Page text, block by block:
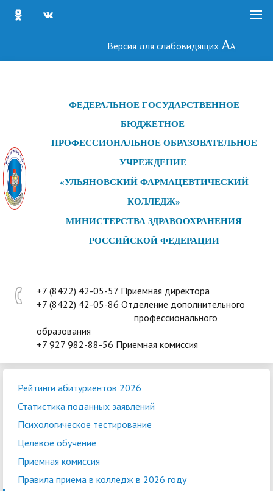
Версия для слабовидящих
ФЕДЕРАЛЬНОЕ ГОСУДАРСТВЕННОЕ
БЮДЖЕТНОЕ
ПРОФЕССИОНАЛЬНОЕ ОБРАЗОВАТЕЛЬНОЕ
УЧРЕЖДЕНИЕ
«УЛЬЯНОВСКИЙ ФАРМАЦЕВТИЧЕСКИЙ
КОЛЛЕДЖ»
МИНИСТЕРСТВА ЗДРАВООХРАНЕНИЯ
РОССИЙСКОЙ ФЕДЕРАЦИИ
+7 (8422) 42-05-57 Приемная директора
+7 (8422) 42-05-86 Отделение дополнительного
профессионального
образования
+7 927 982-88-56 Приемная комиссия
Рейтинги абитуриентов 2026
Статистика поданных заявлений
Психологическое тестирование
Целевое обучение
Приемная комиссия
Правила приема в колледж в 2026 году